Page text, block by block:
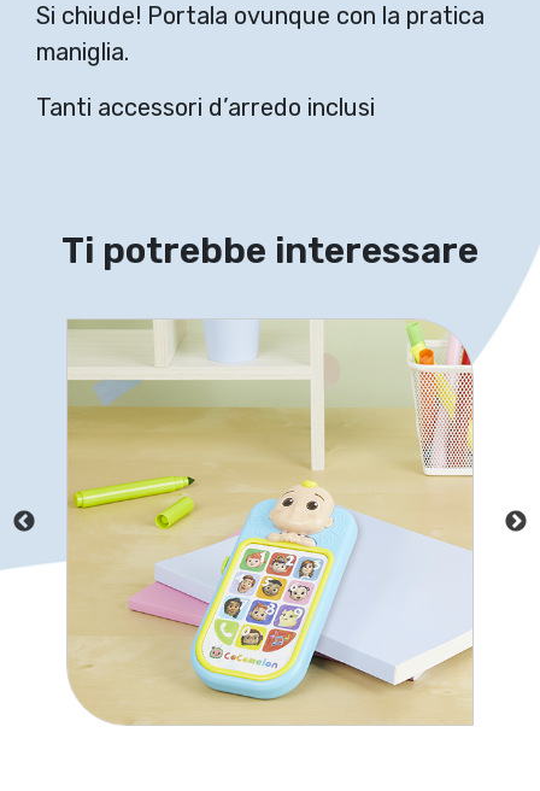
Si chiude! Portala ovunque con la pratica
maniglia.
Tanti accessori d’arredo inclusi
Ti potrebbe interessare